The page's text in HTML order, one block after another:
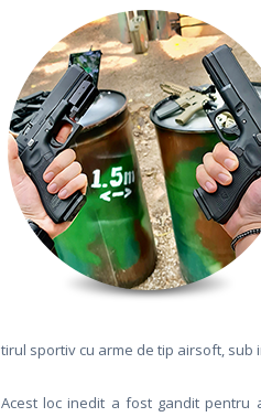
tirul sportiv cu arme de tip airsoft,
Acest loc inedit a fost gandit pentru